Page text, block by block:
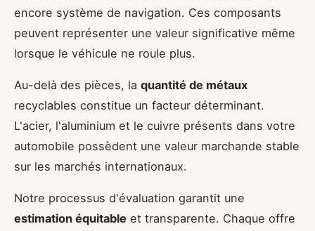
encore système de navigation. Ces composants
peuvent représenter une valeur significative même
lorsque le véhicule ne roule plus.
Au-delà des pièces, la quantité de métaux
recyclables constitue un facteur déterminant.
L'acier, l'aluminium et le cuivre présents dans votre
automobile possèdent une valeur marchande stable
sur les marchés internationaux.
Notre processus d'évaluation garantit une
estimation équitable et transparente. Chaque offre